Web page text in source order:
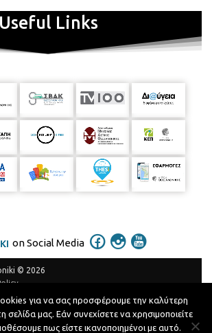
Useful Links
on Social Media
© 2026
Projects
για να σας προσφέρουμε την καλύτερη
σελίδα μας. Εάν συνεχίσετε να χρησιμοποιείτε
πως είστε ικανοποιημένοι με αυτό.